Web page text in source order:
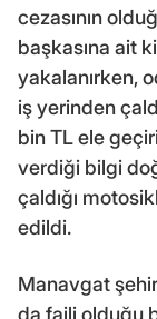
cezasının
başkasına ait
yakalanırken,
iş yerinden
bin TL ele
verdiği bilgi
çaldığı
edildi.
Manavgat şehir
da faili olduğu